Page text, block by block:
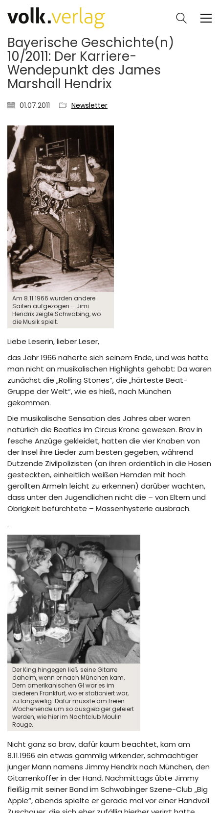
Bayerische Geschichte(n)
10/2011: Der Karriere-
Wendepunkt des James
Marshall Hendrix
01.07.2011 Newsletter
Am 8.11.1966 wurden andere
Saiten aufgezogen – Jimi
Hendrix zeigte Schwabing, wo
die Musik spielt.
Liebe Leserin, lieber Leser,
das Jahr 1966 näherte sich seinem Ende, und was hatte
man nicht an musikalischen Highlights gehabt: Da waren
zunächst die „Rolling Stones“, die „härteste Beat-
Gruppe der Welt“, wie es hieß, nach München
gekommen.
Die musikalische Sensation des Jahres aber waren
natürlich die Beatles im Circus Krone gewesen. Brav in
fesche Anzüge gekleidet, hatten die vier Knaben von
der Insel ihre Lieder zum besten gegeben, während
Dutzende Zivilpolizisten (an ihren ordentlich in die Hosen
gesteckten, einheitlich weißen Hemden mit hoch
gerollten Ärmeln leicht zu erkennen) darüber wachten,
dass unter den Jugendlichen nicht die – von Eltern und
Obrigkeit befürchtete – Massenhysterie ausbrach.
.
Der King hingegen ließ seine Gitarre
daheim, wenn er nach München kam.
Dem amerikanischen GI war es im
biederen Frankfurt, wo er stationiert war,
zu langweilig. Dafür musste am freien
Wochenende um so ausgiebiger gefeiert
werden, wie hier im Nachtclub Moulin
Rouge.
Nicht ganz so brav, dafür kaum beachtet, kam am
8.11.1966 ein etwas gammlig wirkender, schmächtiger
junger Mann namens Jimmy Hendrix nach München, den
Gitarrenkoffer in der Hand. Nachmittags übte Jimmy
fleißig mit seiner Band im Schwabinger Szene-Club „Big
Apple“, abends spielte er gerade mal vor einer Handvoll